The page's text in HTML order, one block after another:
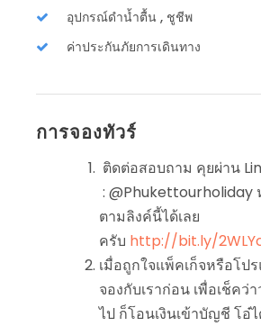
อุปกรณ์ดำน้ำตื้น , ชูชีพ
ค่าประกันภัยการเดินทาง
การจองทัวร์
ติดต่อสอบถาม คุยผ่าน
: @Phukettourholiday
ตามลิงค์นี้ได้เลย
ครับ http://bit.ly/
เมื่อถูกใจแพ็คเก็จหรือโป
จองกับเราก่อน เพื่อเช็คว่
ไป ก็โอนเงินเข้าบัญชี โอ๋